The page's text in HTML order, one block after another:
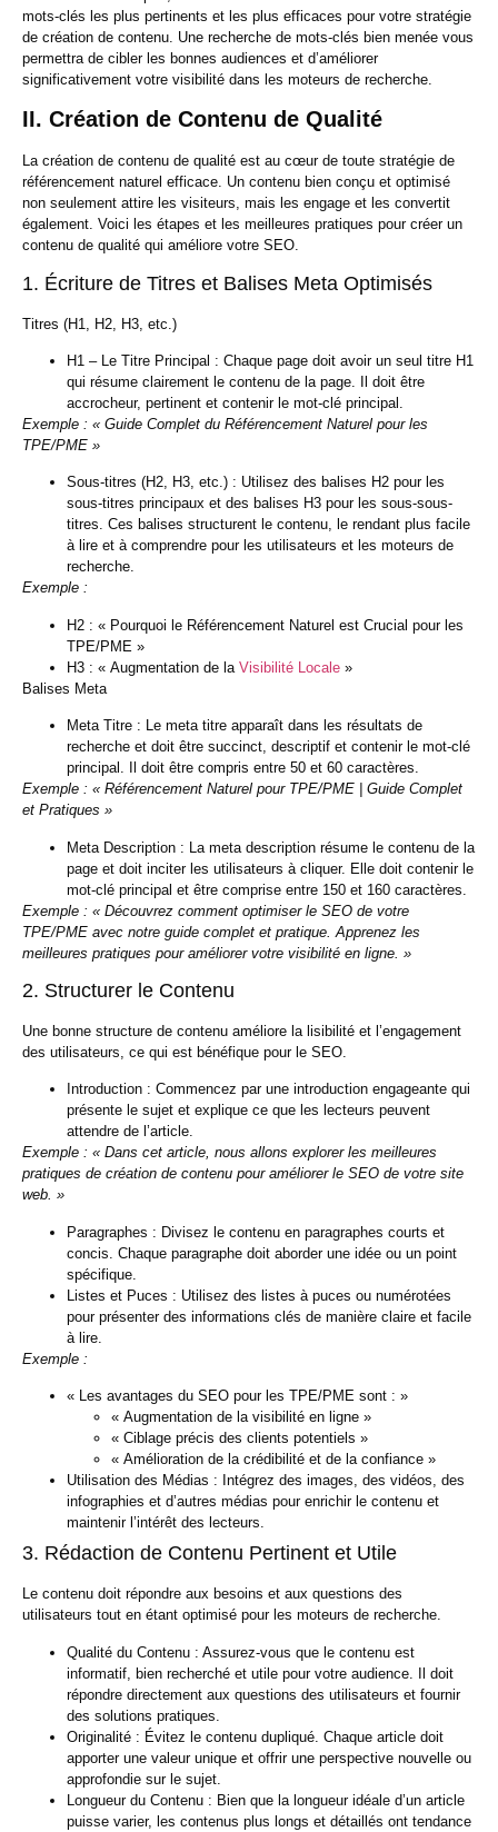
mots-clés les plus pertinents et les plus efficaces pour votre stratégie
de création de contenu. Une recherche de mots-clés bien menée vous
permettra de cibler les bonnes audiences et d’améliorer
significativement votre visibilité dans les moteurs de recherche.
II. Création de Contenu de Qualité
La création de contenu de qualité est au cœur de toute stratégie de
référencement naturel efficace. Un contenu bien conçu et optimisé
non seulement attire les visiteurs, mais les engage et les convertit
également. Voici les étapes et les meilleures pratiques pour créer un
contenu de qualité qui améliore votre SEO.
1. Écriture de Titres et Balises Meta Optimisés
Titres (H1, H2, H3, etc.)
H1 – Le Titre Principal : Chaque page doit avoir un seul titre H1
qui résume clairement le contenu de la page. Il doit être
accrocheur, pertinent et contenir le mot-clé principal.
Exemple : « Guide Complet du Référencement Naturel pour les
TPE/PME »
Sous-titres (H2, H3, etc.) : Utilisez des balises H2 pour les
sous-titres principaux et des balises H3 pour les sous-sous-
titres. Ces balises structurent le contenu, le rendant plus facile
à lire et à comprendre pour les utilisateurs et les moteurs de
recherche.
Exemple :
H2 : « Pourquoi le Référencement Naturel est Crucial pour les
TPE/PME »
H3 : « Augmentation de la Visibilité Locale »
Balises Meta
Meta Titre : Le meta titre apparaît dans les résultats de
recherche et doit être succinct, descriptif et contenir le mot-clé
principal. Il doit être compris entre 50 et 60 caractères.
Exemple : « Référencement Naturel pour TPE/PME | Guide Complet
et Pratiques »
Meta Description : La meta description résume le contenu de la
page et doit inciter les utilisateurs à cliquer. Elle doit contenir le
mot-clé principal et être comprise entre 150 et 160 caractères.
Exemple : « Découvrez comment optimiser le SEO de votre
TPE/PME avec notre guide complet et pratique. Apprenez les
meilleures pratiques pour améliorer votre visibilité en ligne. »
2. Structurer le Contenu
Une bonne structure de contenu améliore la lisibilité et l’engagement
des utilisateurs, ce qui est bénéfique pour le SEO.
Introduction : Commencez par une introduction engageante qui
présente le sujet et explique ce que les lecteurs peuvent
attendre de l’article.
Exemple : « Dans cet article, nous allons explorer les meilleures
pratiques de création de contenu pour améliorer le SEO de votre site
web. »
Paragraphes : Divisez le contenu en paragraphes courts et
concis. Chaque paragraphe doit aborder une idée ou un point
spécifique.
Listes et Puces : Utilisez des listes à puces ou numérotées
pour présenter des informations clés de manière claire et facile
à lire.
Exemple :
« Les avantages du SEO pour les TPE/PME sont : »
« Augmentation de la visibilité en ligne »
« Ciblage précis des clients potentiels »
« Amélioration de la crédibilité et de la confiance »
Utilisation des Médias : Intégrez des images, des vidéos, des
infographies et d’autres médias pour enrichir le contenu et
maintenir l’intérêt des lecteurs.
3. Rédaction de Contenu Pertinent et Utile
Le contenu doit répondre aux besoins et aux questions des
utilisateurs tout en étant optimisé pour les moteurs de recherche.
Qualité du Contenu : Assurez-vous que le contenu est
informatif, bien recherché et utile pour votre audience. Il doit
répondre directement aux questions des utilisateurs et fournir
des solutions pratiques.
Originalité : Évitez le contenu dupliqué. Chaque article doit
apporter une valeur unique et offrir une perspective nouvelle ou
approfondie sur le sujet.
Longueur du Contenu : Bien que la longueur idéale d’un article
puisse varier, les contenus plus longs et détaillés ont tendance